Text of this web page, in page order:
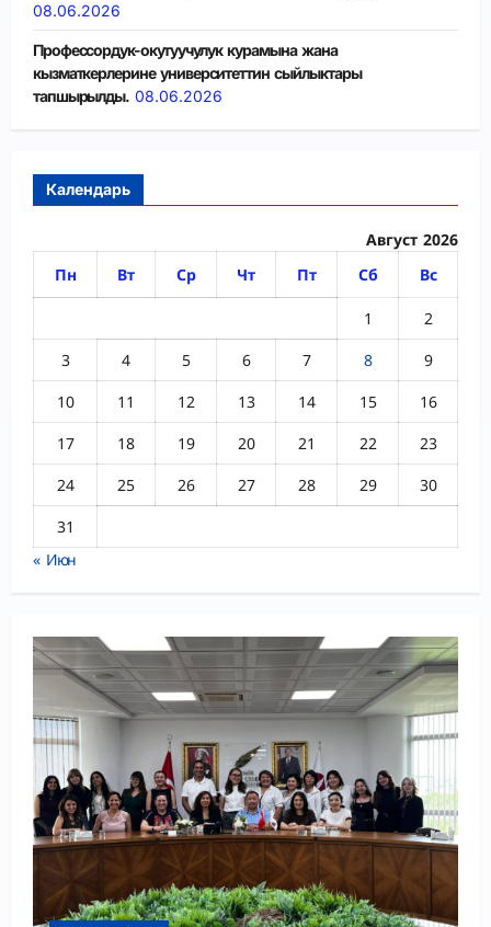
08.06.2026
Профессордук-окутуучулук курамына жана
кызматкерлерине университеттин сыйлыктары
тапшырылды. 08.06.2026
Календарь
Август 2026
Пн
Вт Ср Чт Пт Сб Вс
1
2
3
4 5 6 7 8
9
10
11 12 13 14 15
16
17
18 19 20 21 22
23
24
25 26 27 28 29
30
31
« Июн